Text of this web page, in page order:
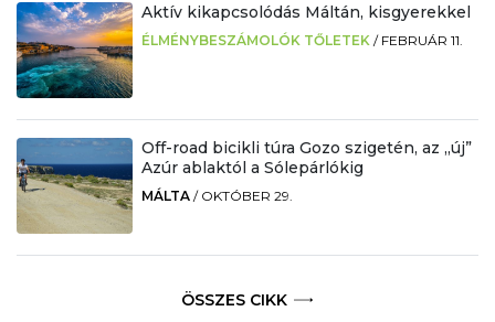
Aktív kikapcsolódás Máltán, kisgyerekkel
ÉLMÉNYBESZÁMOLÓK TŐLETEK / FEBRUÁR 11.
Off-road bicikli túra Gozo szigetén, az „új”
Azúr ablaktól a Sólepárlókig
MÁLTA / OKTÓBER 29.
ÖSSZES CIKK